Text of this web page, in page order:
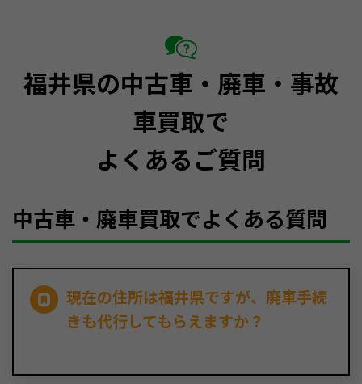
福井県の中古車・廃車・事故
車買取で
よくあるご質問
中古車・廃車買取でよくある質問
現在の住所は福井県ですが、廃車手続
きも代行してもらえますか？